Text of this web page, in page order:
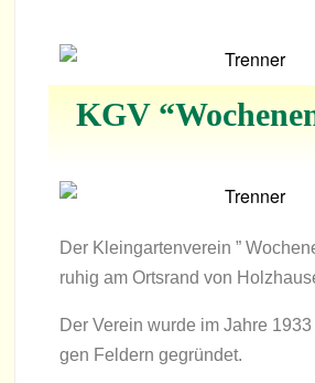
KGV
Der Klein­gar­ten­ver­ein ”
ruhig am Orts­rand von
Der Ver­ein wurde im Jahre
gen Fel­dern gegründet.